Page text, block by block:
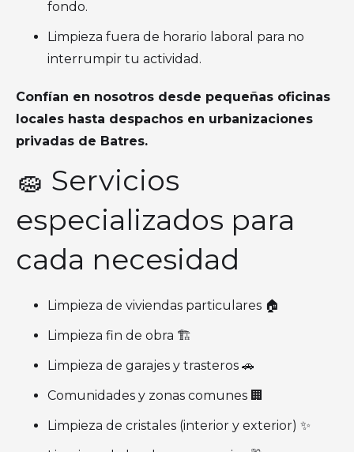
fondo.
Limpieza fuera de horario laboral para no
interrumpir tu actividad.
Confían en nosotros desde pequeñas oficinas
locales hasta despachos en urbanizaciones
privadas de Batres.
🧽 Servicios
especializados para
cada necesidad
Limpieza de viviendas particulares 🏠
Limpieza fin de obra 🏗
Limpieza de garajes y trasteros 🚗
Comunidades y zonas comunes 🏢
Limpieza de cristales (interior y exterior) ✨